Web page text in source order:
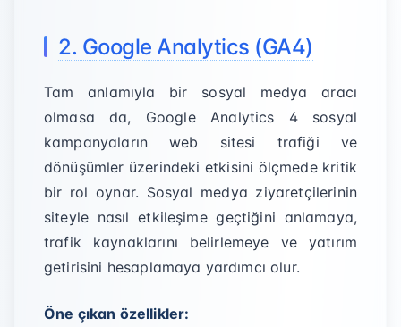
2. Google Analytics (GA4)
Tam anlamıyla bir sosyal medya aracı
olmasa da, Google Analytics 4 sosyal
kampanyaların web sitesi trafiği ve
dönüşümler üzerindeki etkisini ölçmede kritik
bir rol oynar. Sosyal medya ziyaretçilerinin
siteyle nasıl etkileşime geçtiğini anlamaya,
trafik kaynaklarını belirlemeye ve yatırım
getirisini hesaplamaya yardımcı olur.
Öne çıkan özellikler: